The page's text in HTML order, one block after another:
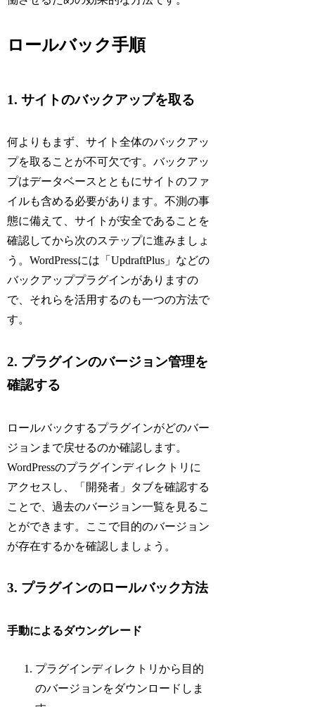
ロールバック手順
1. サイトのバックアップを取る
何よりもまず、サイト全体のバックアッ
プを取ることが不可欠です。バックアッ
プはデータベースとともにサイトのファ
イルも含める必要があります。不測の事
態に備えて、サイトが安全であることを
確認してから次のステップに進みましょ
う。WordPressには「UpdraftPlus」などの
バックアッププラグインがありますの
で、それらを活用するのも一つの方法で
す。
2. プラグインのバージョン管理を
確認する
ロールバックするプラグインがどのバー
ジョンまで戻せるのか確認します。
WordPressのプラグインディレクトリに
アクセスし、「開発者」タブを確認する
ことで、過去のバージョン一覧を見るこ
とができます。ここで目的のバージョン
が存在するかを確認しましょう。
3. プラグインのロールバック方法
手動によるダウングレード
プラグインディレクトリから目的
のバージョンをダウンロードしま